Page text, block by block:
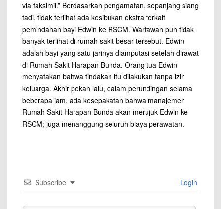
via faksimil.” Berdasarkan pengamatan, sepanjang siang
tadi, tidak terlihat ada kesibukan ekstra terkait
pemindahan bayi Edwin ke RSCM. Wartawan pun tidak
banyak terlihat di rumah sakit besar tersebut. Edwin
adalah bayi yang satu jarinya diamputasi setelah dirawat
di Rumah Sakit Harapan Bunda. Orang tua Edwin
menyatakan bahwa tindakan itu dilakukan tanpa izin
keluarga. Akhir pekan lalu, dalam perundingan selama
beberapa jam, ada kesepakatan bahwa manajemen
Rumah Sakit Harapan Bunda akan merujuk Edwin ke
RSCM; juga menanggung seluruh biaya perawatan.
Subscribe Login